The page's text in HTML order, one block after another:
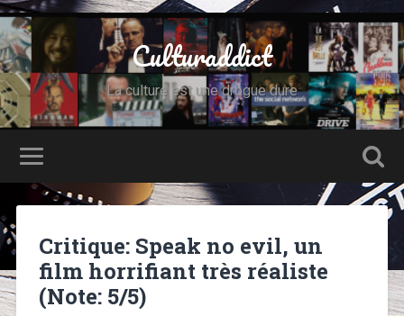
Culturaddict
La culture est une drogue dure
Critique: Speak no evil, un
film horrifiant très réaliste
(Note: 5/5)